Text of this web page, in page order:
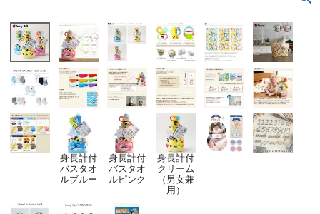
身長計付
バスタオ
ルブルー
身長計付
バスタオ
ルピンク
身長計付
クリーム
（男女兼
用）